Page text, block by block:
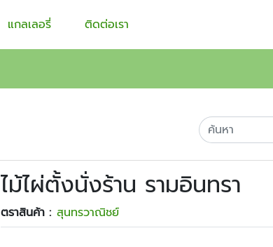
แกลเลอรี่ ติดต่อเรา
ไม้ไผ่ตั้งนั่งร้าน รามอินทรา
ตราสินค้า : สุนทรวาณิชย์